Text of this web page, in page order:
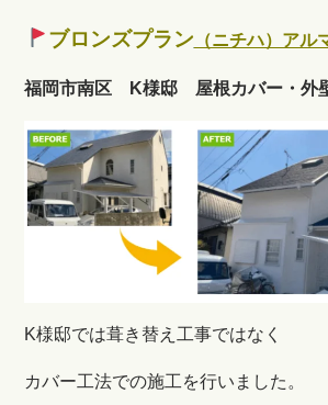
ブロンズプラン （ニチハ）アル
福岡市南区 K様邸 屋根カバー・外
K様邸では葺き替え工事ではなく
カバー工法での施工を行いました。